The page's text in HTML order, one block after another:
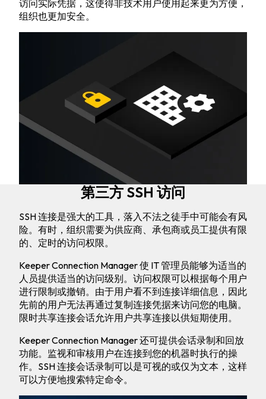
访问实际凭据，这使得非技术用户使用起来更为方便，
组织也更加安全。
第三方 SSH 访问
SSH 连接是强大的工具，落入不法之徒手中可能会有风
险。有时，组织需要为供应商、承包商或员工提供有限
的、定时的访问权限。
Keeper Connection Manager 使 IT 管理员能够为适当的
人员提供适当的访问级别。访问权限可以根据每个用户
进行限制或撤销。由于用户看不到连接详细信息，因此
先前的用户无法再通过复制连接凭据来访问您的电脑。
限时共享连接会话允许用户共享连接以供短期使用。
Keeper Connection Manager 还可提供会话录制和回放
功能。监视和审核用户在连接到您的机器时执行的操
作。SSH 连接会话录制可以是可视的或仅为文本，这样
可以方便地搜索特定命令。